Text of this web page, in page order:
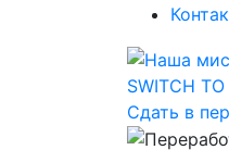
SWITCH
Сдать в